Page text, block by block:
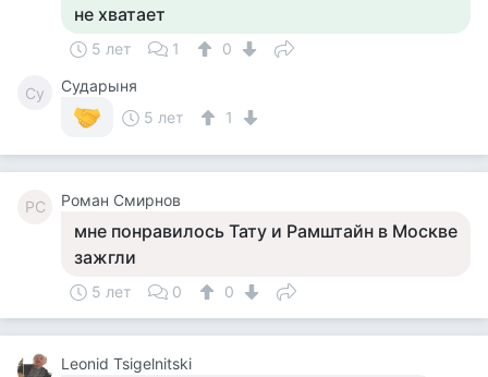
не хватает
5 лет 1 0
Су
Сударыня
5 лет
1
РС Роман Смирнов
мне понравилось Тату и Рамштайн в Москве
зажгли
5 лет 0 0
Leonid Tsigelnitski